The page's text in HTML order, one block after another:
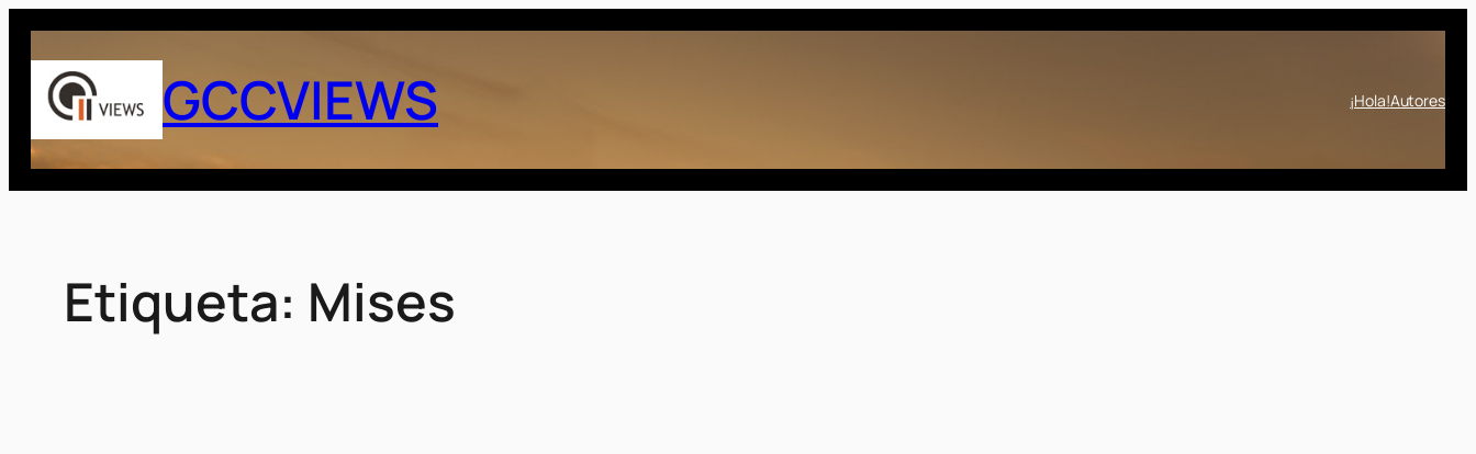
Saltar
contenido
GCCVIEWS ¡Hola!Autores
Etiqueta: Mises